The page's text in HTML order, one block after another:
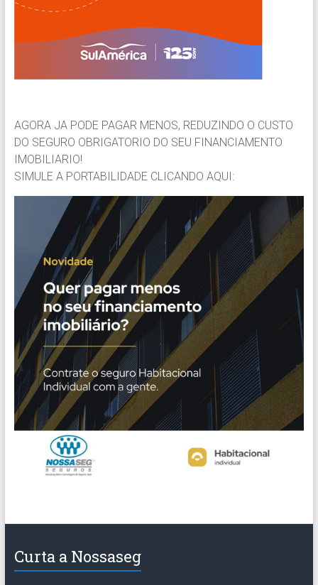
AGORA JA PODE PAGAR MENOS, REDUZINDO O CUSTO
DO SEGURO OBRIGATORIO DO SEU FINANCIAMENTO
IMOBILIARIO!
SIMULE A PORTABILIDADE CLICANDO AQUI:
Curta a Nossaseg